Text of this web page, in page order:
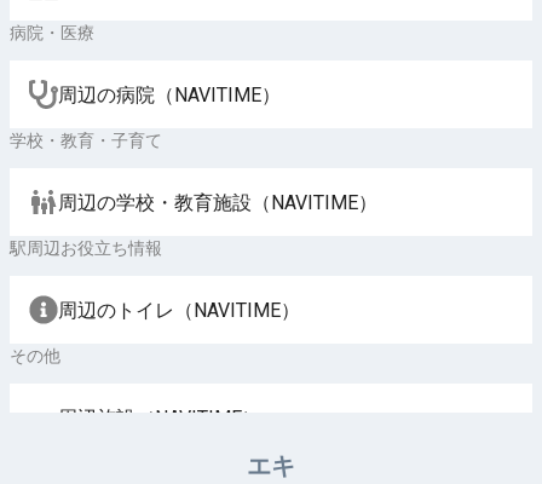
病院・医療
周辺の病院（NAVITIME）
学校・教育・子育て
周辺の学校・教育施設（NAVITIME）
駅周辺お役立ち情報
周辺のトイレ（NAVITIME）
その他
周辺施設（NAVITIME）
エキ